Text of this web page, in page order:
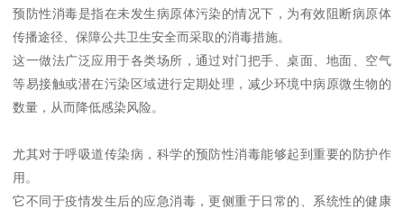
预防性消毒是指在未发生病原体污染的情况下，为有效阻断病原体
传播途径、保障公共卫生安全而采取的消毒措施。
这一做法广泛应用于各类场所，通过对门把手、桌面、地面、空气
等易接触或潜在污染区域进行定期处理，减少环境中病原微生物的
数量，从而降低感染风险。
尤其对于呼吸道传染病，科学的预防性消毒能够起到重要的防护作
用。
它不同于疫情发生后的应急消毒，更侧重于日常的、系统性的健康